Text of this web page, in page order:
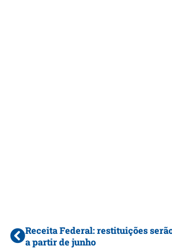
Receita Federal: restituições
a partir de junho